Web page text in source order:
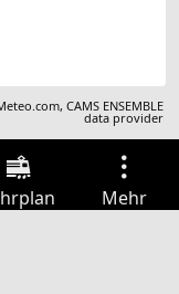
,CAMS ENSEMBLE
data provider
Mehr